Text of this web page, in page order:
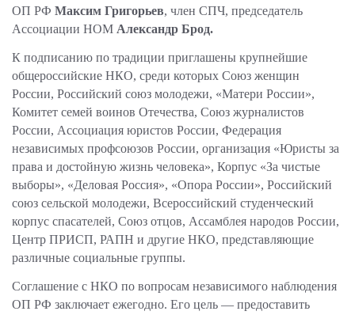
ОП РФ Максим Григорьев, член СПЧ, председатель
Ассоциации НОМ Александр Брод.
К подписанию по традиции приглашены крупнейшие
общероссийские НКО, среди которых Союз женщин
России, Российский союз молодежи, «Матери России»,
Комитет семей воинов Отечества, Союз журналистов
России, Ассоциация юристов России, Федерация
независимых профсоюзов России, организация «Юристы за
права и достойную жизнь человека», Корпус «За чистые
выборы», «Деловая Россия», «Опора России», Российский
союз сельской молодежи, Всероссийский студенческий
корпус спасателей, Союз отцов, Ассамблея народов России,
Центр ПРИСП, РАПН и другие НКО, представляющие
различные социальные группы.
Соглашение с НКО по вопросам независимого наблюдения
ОП РФ заключает ежегодно. Его цель — предоставить